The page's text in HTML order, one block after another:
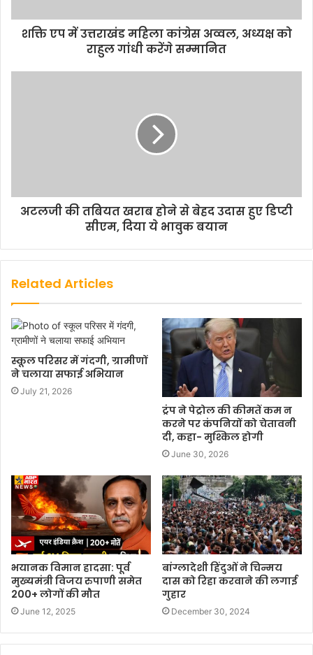
शक्ति एप में उत्तराखंड महिला कांग्रेस अव्वल, अध्यक्ष को
राहुल गांधी करेंगे सम्मानित
अटलजी की तबियत खराब होने से बेहद उदास हुए डिप्टी
सीएम, दिया ये भावुक बयान
Related Articles
स्कूल परिसर में गंदगी, ग्रामीणों
ने चलाया सफाई अभियान
July 21, 2026
ट्रंप ने पेट्रोल की कीमतें कम न
करने पर कंपनियों को चेतावनी
दी, कहा- मुश्किल होगी
June 30, 2026
भयानक विमान हादसा: पूर्व
मुख्यमंत्री विजय रुपाणी समेत
200+ लोगों की मौत
June 12, 2025
बांग्लादेशी हिंदुओं ने चिन्मय
दास को रिहा करवाने की लगाई
गुहार
December 30, 2024